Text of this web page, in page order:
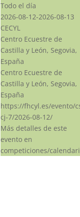
Todo el día
2026-08-12-2026-08-13
CECYL
Centro Ecuestre de
Castilla y León, Segovia,
España
Centro Ecuestre de
Castilla y León, Segovia,
España
https://fhcyl.es/evento/
cj-7/2026-08-12/
Más detalles de este
evento en
competiciones/